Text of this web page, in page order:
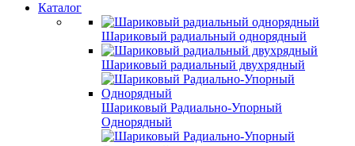
Каталог
Шариковый радиальный однорядный
Шариковый радиальный двухрядный
Шариковый Радиально-Упорный
Однорядный